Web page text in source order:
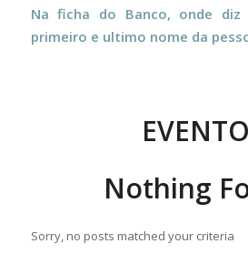
Na ficha do Banco, onde diz
primeiro e ultimo nome da
Nothing
Sorry, no posts matched your criteria